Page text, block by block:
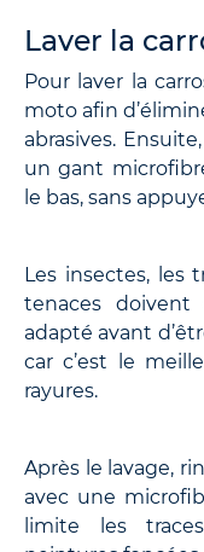
Laver la
Pour laver la
moto afin
abrasives.
un gant
le bas, sans
Les insectes, les
tenaces
adapté avant
car c’est le
rayures.
Après le lavage,
avec une
limite les